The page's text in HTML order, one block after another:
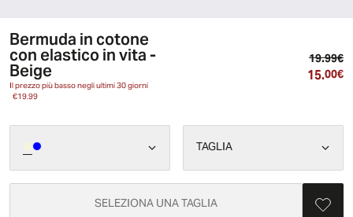
Bermuda in cotone
con elastico in vita -
Beige
Il prezzo più basso negli ultimi 30 giorni
€19.99
19.99€
15.00€
TAGLIA
SELEZIONA UNA TAGLIA